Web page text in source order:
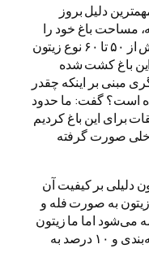
دلیل بروز
مساحت باغ خود را
۲۰۰ هکتار عنوان و اضافه کرد: ما بیش از ۵۰ تا ۶۰ نوع زیتون
۱۳ رقم آن در این باغ کشت شده
مبنی بر اینکه چقدر
است؟ گفت: ما حدود
برای این باغ کردیم
صورت گرفته
دلیلی بر کیفیت آن
کشور ما ۸۰ درصد زیتون به صورت فله‌ و
می‌شود اما ما زیتون
تولیدی خود را ۹۰ درصد به شکل بسته‌بندی و ۱۰ درصد به